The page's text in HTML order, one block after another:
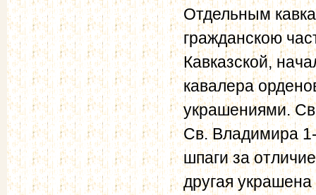
Отдельным
гражданскою
Кавказской,
кавалера
украшениями.
Св. Владимира
шпаги за
другая